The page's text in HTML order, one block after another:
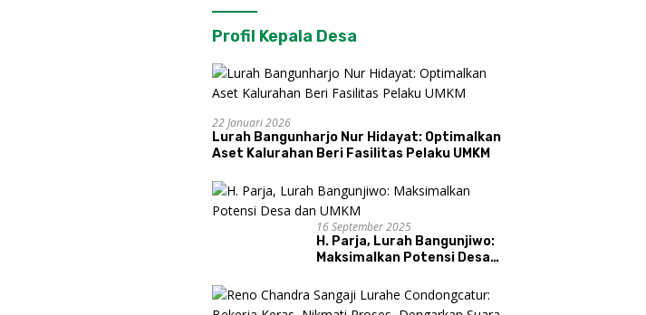
Profil Kepala Desa
22 Januari 2026
Lurah Bangunharjo Nur Hidayat: Optimalkan
Aset Kalurahan Beri Fasilitas Pelaku UMKM
16 September 2025
H. Parja, Lurah Bangunjiwo:
Maksimalkan Potensi Desa